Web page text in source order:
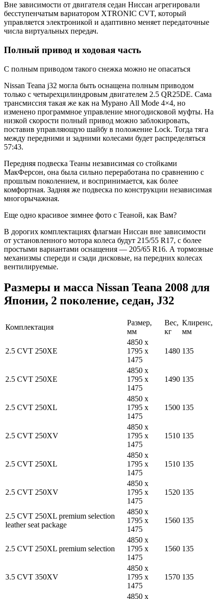
Вне зависимости от двигателя седан Ниссан агрегировали
бесступенчатым вариатором XTRONIC CVT, который
управляется электроникой и адаптивно меняет передаточные
числа виртуальных передач.
Полный привод и ходовая часть
С полным приводом такого снежка можно не опасаться
Nissan Teana j32 могла быть оснащена полным приводом
только с четырехцилиндровым двигателем 2.5 QR25DE. Сама
трансмиссия такая же как на Мурано All Mode 4×4, но
изменено программное управление многодисковой муфты. На
низкой скорости полный привод можно заблокировать,
поставив управляющую шайбу в положение Lock. Тогда тяга
между передними и задними колесами будет распределяться
57:43.
Передняя подвеска Теаны независимая со стойками
МакФерсон, она была сильно переработана по сравнению с
прошлым поколением, и воспринимается, как более
комфортная. Задняя же подвеска по конструкции независимая
многорычажная.
Еще одно красивое зимнее фото с Теаной, как Вам?
В дорогих комплектациях флагман Ниссан вне зависимости
от установленного мотора колеса будут 215/55 R17, с более
простыми вариантами оснащения — 205/65 R16. А тормозные
механизмы спереди и сзади дисковые, на передних колесах
вентилируемые.
Размеры и масса Nissan Teana 2008 для
Японии, 2 поколение, седан, J32
Комплектация
Размер,
мм
Вес,
кг
Клиренс,
мм
2.5 CVT 250XE
4850 x
1795 x
1475
1480 135
2.5 CVT 250XE
4850 x
1795 x
1475
1490 135
2.5 CVT 250XL
4850 x
1795 x
1475
1500 135
2.5 CVT 250XV
4850 x
1795 x
1475
1510 135
2.5 CVT 250XL
4850 x
1795 x
1475
1510 135
2.5 CVT 250XV
4850 x
1795 x
1475
1520 135
2.5 CVT 250XL premium selection
leather seat package
4850 x
1795 x
1475
1560 135
2.5 CVT 250XL premium selection
4850 x
1795 x
1475
1560 135
3.5 CVT 350XV
4850 x
1795 x
1475
1570 135
4850 x